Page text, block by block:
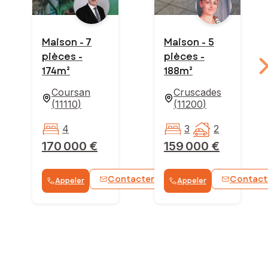
Maison - 7
pièces -
174m²
Coursan
(11110)
170 000 €
4
Appeler Contacter WhatsApp
Maison - 5
pièces -
188m²
Cruscades
(11200)
159 000 €
3 2
Appeler